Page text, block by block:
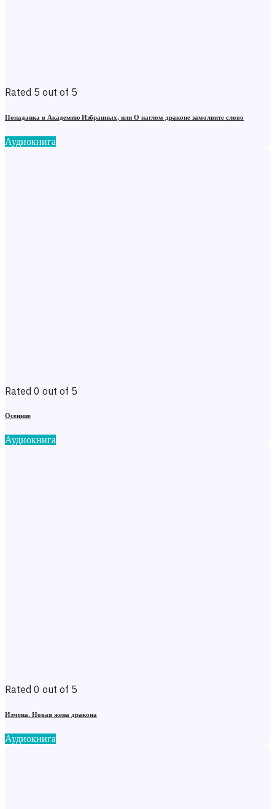
Rated 5 out of 5
Попаданка в Академию Избранных, или О наглом драконе замолвите слово
Аудиокнига
Rated 0 out of 5
Осенние
Аудиокнига
Rated 0 out of 5
Измена. Новая жена дракона
Аудиокнига